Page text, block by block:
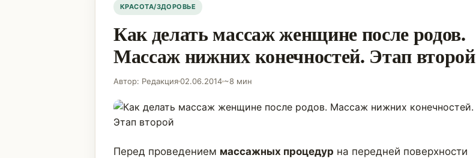
КРАСОТА/ЗДОРОВЬЕ
Как делать массаж женщине после родов.
Массаж нижних конечностей. Этап второй
Автор: Редакция02.06.2014 ~8 мин
Перед проведением массажных процедур на передней поверхности